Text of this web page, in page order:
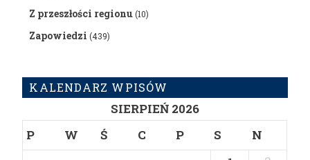
Z przeszłości regionu(10)
Zapowiedzi (439)
KALENDARZ WPISÓW
SIERPIEŃ 2026
P
W Ś C P S N